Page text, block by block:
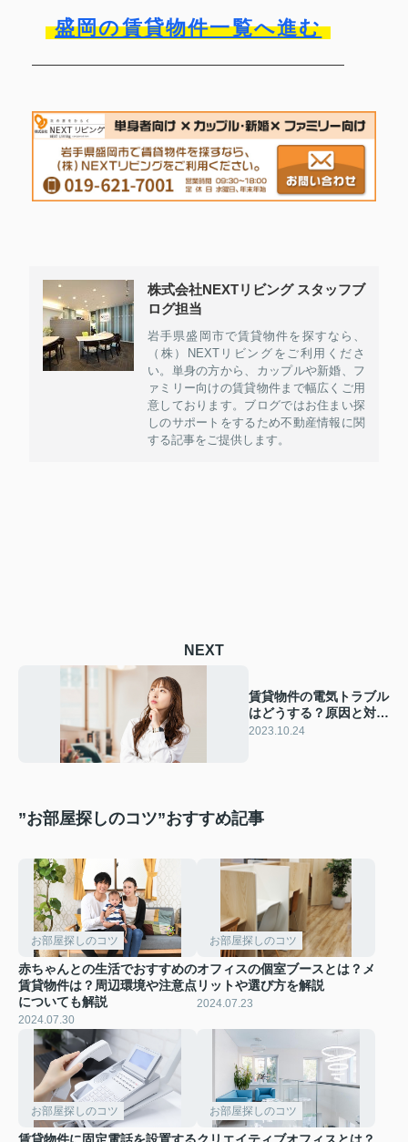
盛岡の賃貸物件一覧へ進む
株式会社NEXTリビング スタッフブ
ログ担当
岩手県盛岡市で賃貸物件を探すなら、
（株）NEXTリビングをご利用くださ
い。単身の方から、カップルや新婚、フ
ァミリー向けの賃貸物件まで幅広くご用
意しております。ブログではお住まい探
しのサポートをするため不動産情報に関
する記事をご提供します。
NEXT
賃貸物件の電気トラブル
はどうする？原因と対処
法をご紹介！
2023.10.24
”お部屋探しのコツ”おすすめ記事
お部屋探しのコツ
赤ちゃんとの生活でおすすめの
賃貸物件は？周辺環境や注意点
についても解説
2024.07.30
お部屋探しのコツ
オフィスの個室ブースとは？メ
リットや選び方を解説
2024.07.23
お部屋探しのコツ
賃貸物件に固定電話を設置する
お部屋探しのコツ
クリエイティブオフィスとは？